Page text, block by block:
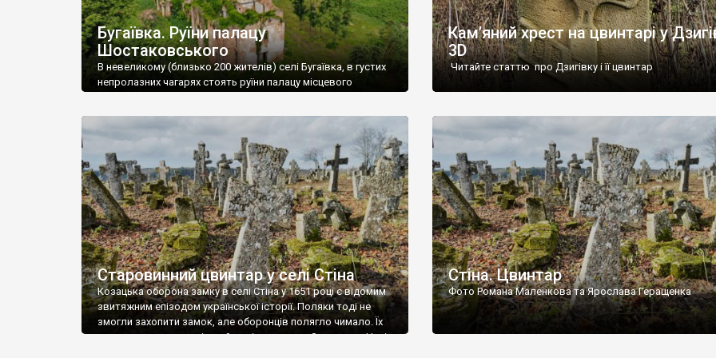
Бугаївка. Руїни палацу
Шостаковського
В невеликому (близько 200 жителів) селі Бугаївка, в густих
непролазних чагарях стоять руїни палацу місцевого
потім клуб, ще пізніше – гуртожиток. У 60-х роках минулого
століття тут розмістили туберкульозну лікарню. Коли із
палацу виїхала лікарня – ми точно не […]
Кам’яний хрест на цвинтарі у
3D
Читайте статтю про Дзигівку і її цвинтар
Старовинний цвинтар у селі Стіна
Козацька оборона замку в селі Стіна у 1651 році є відомим
звитяжним епізодом української історії. Поляки тоді не
змогли захопити замок, але оборонців полягло чимало. Їх
поховали на цвинтарі, який тоді називався Замковим. Нині
Стіна. Цвинтар
Фото Романа Маленкова та Ярослава Геращенка